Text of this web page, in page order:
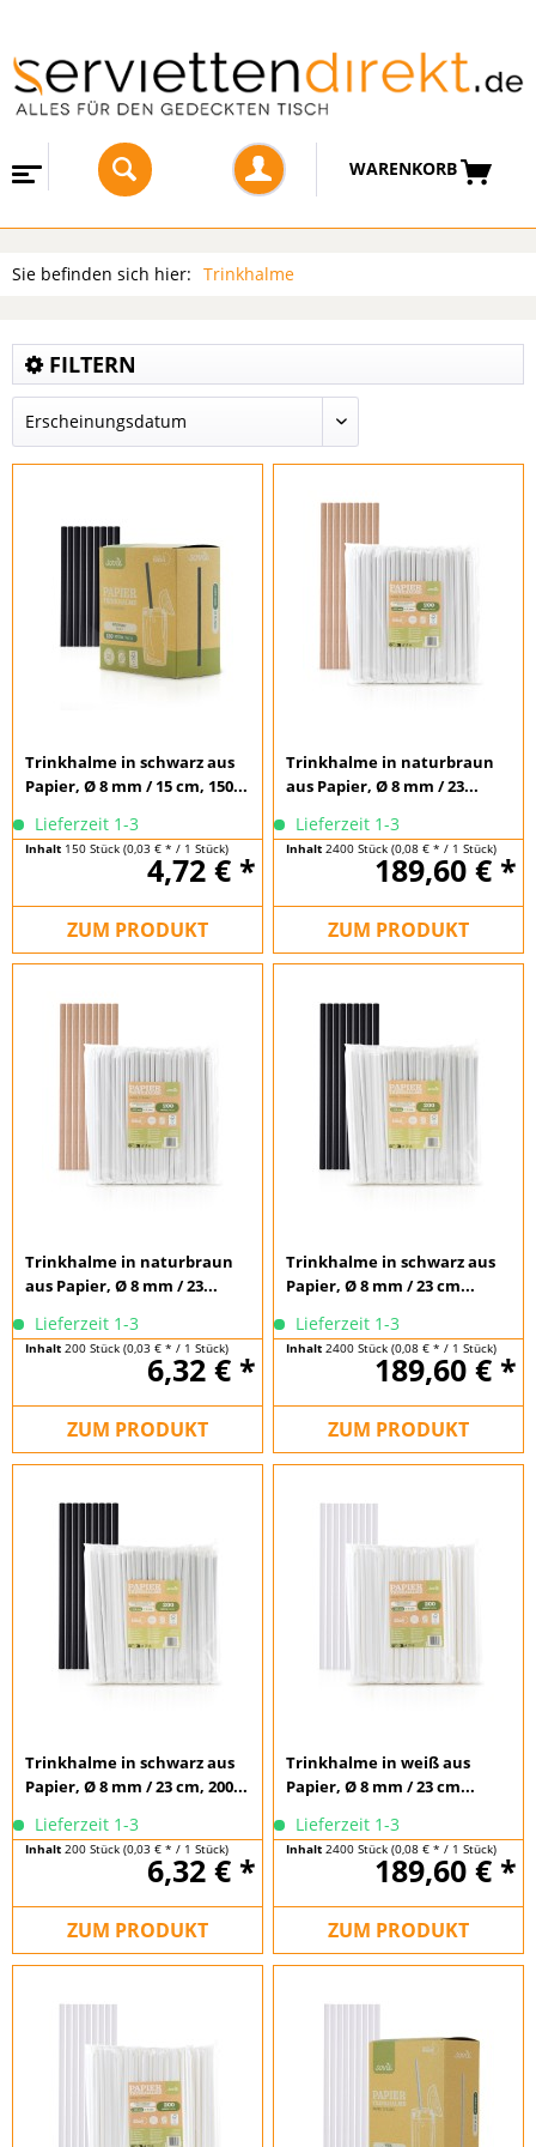
WARENKORB
Sie befinden sich hier: Trinkhalme
FILTERN
Trinkhalme in schwarz aus
Papier, Ø 8 mm / 15 cm, 150...
Lieferzeit 1-3
Inhalt 150 Stück(0,03 € * / 1 Stück)
4,72 € *
ZUM PRODUKT
Trinkhalme in naturbraun
aus Papier, Ø 8 mm / 23...
Lieferzeit 1-3
Inhalt2400 Stück(0,08 € * / 1 Stück)
189,60 € *
ZUM PRODUKT
Trinkhalme in naturbraun
aus Papier, Ø 8 mm / 23...
Lieferzeit 1-3
Inhalt200 Stück(0,03 € * / 1 Stück)
6,32 € *
ZUM PRODUKT
Trinkhalme in schwarz aus
Papier, Ø 8 mm / 23 cm...
Lieferzeit 1-3
Inhalt2400 Stück(0,08 € * / 1 Stück)
189,60 € *
ZUM PRODUKT
Trinkhalme in schwarz aus
Papier, Ø 8 mm / 23 cm, 200...
Lieferzeit 1-3
Inhalt200 Stück(0,03 € * / 1 Stück)
6,32 € *
ZUM PRODUKT
Trinkhalme in weiß aus
Papier, Ø 8 mm / 23 cm...
Lieferzeit 1-3
Inhalt2400 Stück(0,08 € * / 1 Stück)
189,60 € *
ZUM PRODUKT